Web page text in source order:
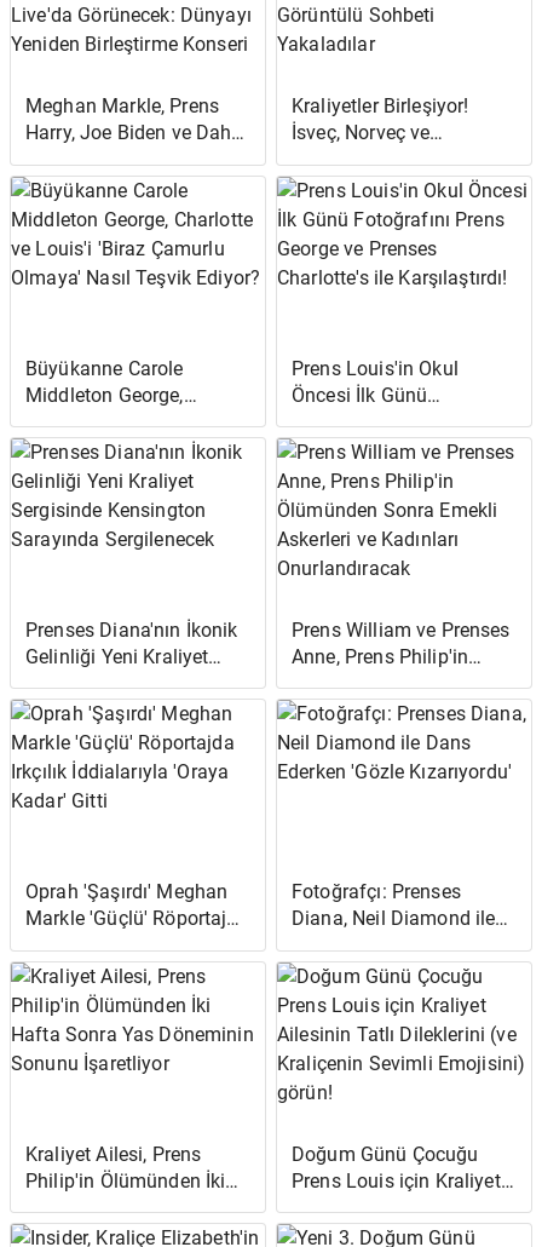
Meghan Markle, Prens
Harry, Joe Biden ve Daha
Fazlası Global Citizen's
Vax Live'da Görünecek:
Dünyayı Yeniden
Birleştirme Konseri
Kraliyetler Birleşiyor!
İsveç, Norveç ve
Danimarka'dan Geleceğin
Hükümdarları Görüntülü
Sohbeti Yakaladılar
Büyükanne Carole
Middleton George,
Charlotte ve Louis'i 'Biraz
Çamurlu Olmaya' Nasıl
Teşvik Ediyor?
Prens Louis'in Okul
Öncesi İlk Günü
Fotoğrafını Prens George
ve Prenses Charlotte's ile
Karşılaştırdı!
Prenses Diana'nın İkonik
Gelinliği Yeni Kraliyet
Sergisinde Kensington
Sarayında Sergilenecek
Prens William ve Prenses
Anne, Prens Philip'in
Ölümünden Sonra Emekli
Askerleri ve Kadınları
Onurlandıracak
Oprah 'Şaşırdı' Meghan
Markle 'Güçlü' Röportajda
Irkçılık İddialarıyla 'Oraya
Kadar' Gitti
Fotoğrafçı: Prenses
Diana, Neil Diamond ile
Dans Ederken 'Gözle
Kızarıyordu'
Kraliyet Ailesi, Prens
Philip'in Ölümünden İki
Hafta Sonra Yas
Döneminin Sonunu
Doğum Günü Çocuğu
Prens Louis için Kraliyet
Ailesinin Tatlı Dileklerini
(ve Kraliçenin Sevimli